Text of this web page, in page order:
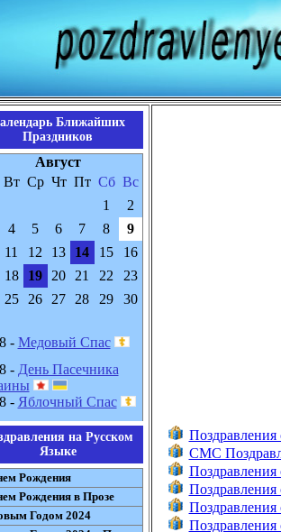
Ближайших
Праздников
Август
Вт Ср Чт Пт Сб Вс
1
2
4 5 6 7 8
9
11 12 13 14 15
16
18 19 20 21 22
23
25 26 27 28 29
30
- Медовый Спас
- День Пасечника
- Яблочный Спас
на Русском
Языке
Рождения
Рождения в Прозе
Годом 2024
СМС